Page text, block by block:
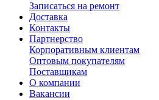
Записаться на ремонт
Доставка
Контакты
Партнерство
Корпоративным клиентам
Оптовым покупателям
Поставщикам
О компании
Вакансии